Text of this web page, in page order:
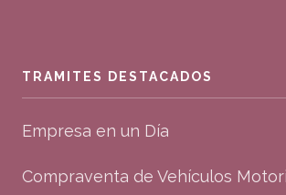
TRAMITES DESTACADOS
Empresa en un Día
Compraventa de Vehículos